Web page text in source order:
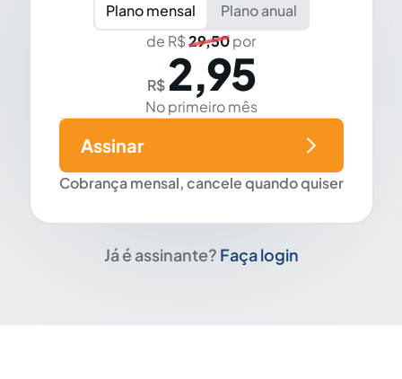
Plano mensal
Plano anual
de R$29,50por
R$ 2,95
No primeiro mês
Cobrança mensal, cancele quando quiser
Assinar
Já é assinante? Faça login